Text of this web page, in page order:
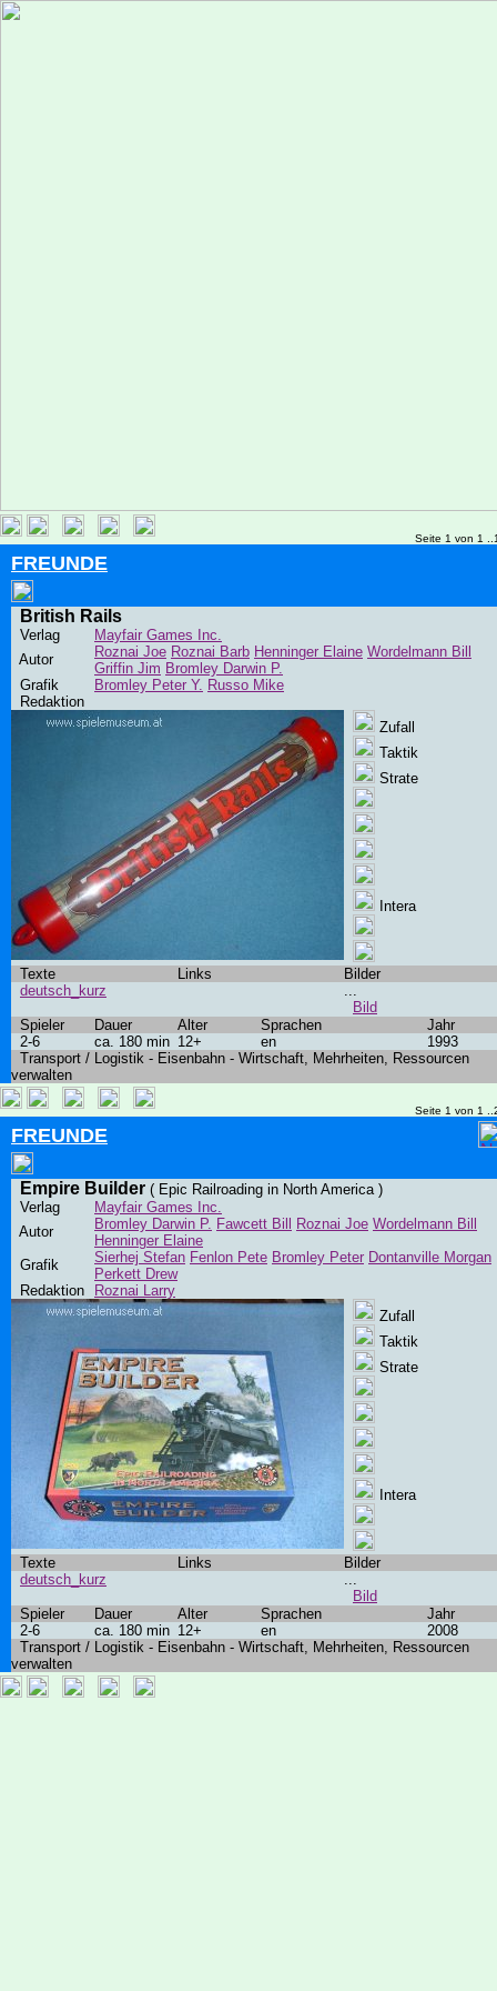
Seite 1 von 1
FREUNDE
British Rails
Verlag
Mayfair Games Inc.
Autor
Roznai Joe Roznai Barb Henninger Elaine Wordelmann Bill
Griffin Jim Bromley Darwin P.
Grafik
Bromley Peter Y. Russo Mike
Redaktion
Zufall
Taktik
Strate
Intera
Texte Links
Bilder
deutsch_kurz
...
Bild
Spieler
Dauer Alter Sprachen
Jahr
2-6
ca. 180 min 12+ en
1993
Transport / Logistik - Eisenbahn - Wirtschaft, Mehrheiten, Ressourcen
verwalten
Seite 1 von 1
FREUNDE
Empire Builder ( Epic Railroading in North America )
Verlag
Mayfair Games Inc.
Autor
Bromley Darwin P. Fawcett Bill Roznai Joe Wordelmann Bill
Henninger Elaine
Grafik
Sierhej Stefan Fenlon Pete Bromley Peter Dontanville Morgan
Perkett Drew
Redaktion
Roznai Larry
Zufall
Taktik
Strate
Intera
Texte Links
Bilder
deutsch_kurz
...
Bild
Spieler
Dauer Alter Sprachen
Jahr
2-6
ca. 180 min 12+ en
2008
Transport / Logistik - Eisenbahn - Wirtschaft, Mehrheiten, Ressourcen
verwalten